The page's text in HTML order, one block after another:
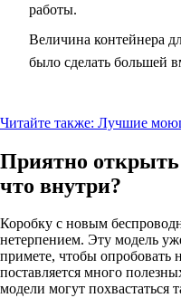
работы.
Величина контейнера
было сделать большей
Читайте также: Лучшие
Приятно открыть
что внутри?
Коробку с новым
нетерпением. Эту модель
примете, чтобы опробовать
поставляется много
модели могут похвастаться